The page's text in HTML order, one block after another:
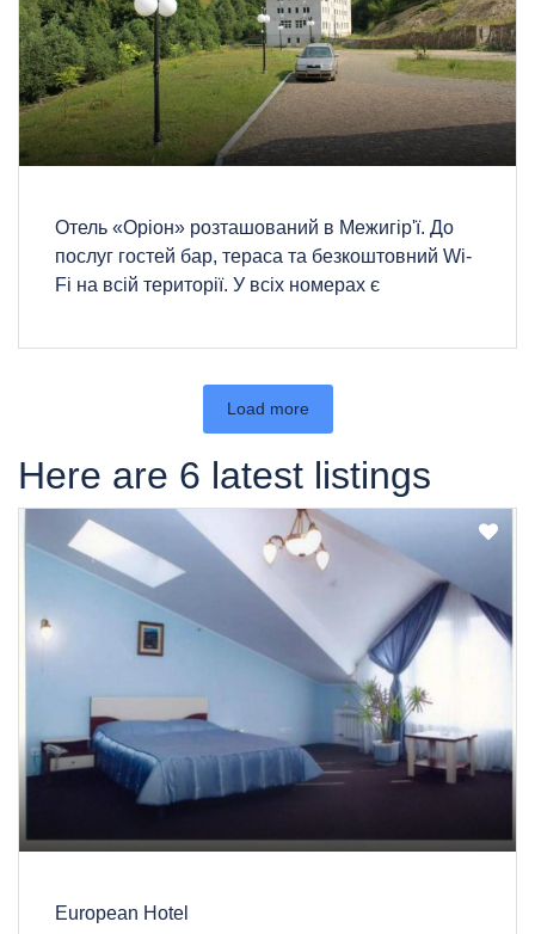
Отель «Оріон» розташований в Межигір'ї. До
послуг гостей бар, тераса та безкоштовний Wi-
Fi на всій території. У всіх номерах є
Load more
Here are 6 latest listings
European Hotel